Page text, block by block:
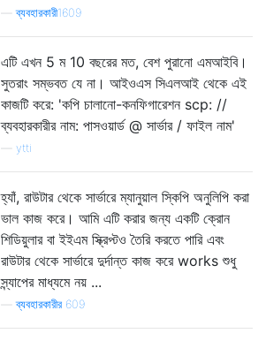
—ব্যবহারকারী1609
এটি এখন 5 ম 10 বছরের মত, বেশ পুরানো এমআইবি।
সুতরাং সম্ভবত যে না। আইওএস সিএলআই থেকে এই
কাজটি করে: 'কপি চালানো-কনফিগারেশন scp: //
ব্যবহারকারীর নাম: পাসওয়ার্ড @ সার্ভার / ফাইল নাম'
ytti
হ্যাঁ, রাউটার থেকে সার্ভারে ম্যানুয়াল স্কিপি অনুলিপি করা
ভাল কাজ করে। আমি এটি করার জন্য একটি ক্রোন
শিডিয়ুলার বা ইইএম স্ক্রিপ্টও তৈরি করতে পারি এবং
রাউটার থেকে সার্ভারে দুর্দান্ত কাজ করে works শুধু
স্ন্যাপের মাধ্যমে নয় ...
—ব্যবহারকারীর 609